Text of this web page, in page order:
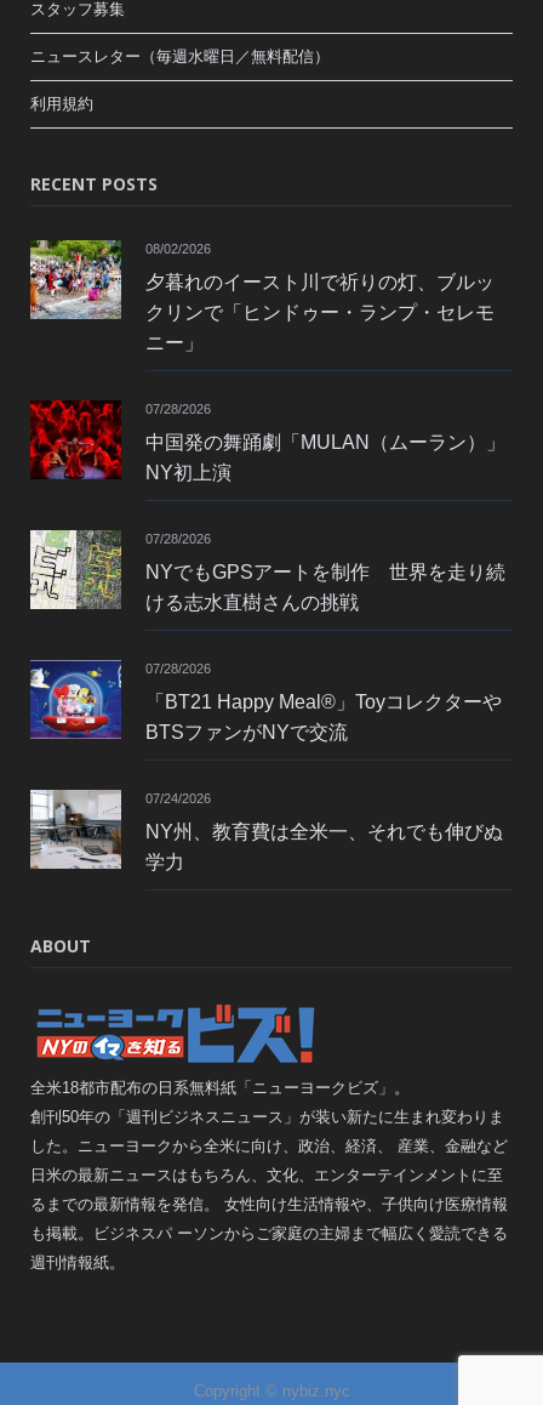
スタッフ募集
ニュースレター（毎週水曜日／無料配信）
利用規約
RECENT POSTS
08/02/2026
夕暮れのイースト川で祈りの灯、ブルッ
クリンで「ヒンドゥー・ランプ・セレモ
ニー」
07/28/2026
中国発の舞踊劇「MULAN（ムーラン）」
NY初上演
07/28/2026
NYでもGPSアートを制作 世界を走り続
ける志水直樹さんの挑戦
07/28/2026
「BT21 Happy Meal®」Toyコレクターや
BTSファンがNYで交流
07/24/2026
NY州、教育費は全米一、それでも伸びぬ
学力
ABOUT
全米18都市配布の日系無料紙「ニューヨークビズ」。
創刊50年の「週刊ビジネスニュース」が装い新たに生まれ変わりま
した。ニューヨークから全米に向け、政治、経済、 産業、金融など
日米の最新ニュースはもちろん、文化、エンターテインメントに至
るまでの最新情報を発信。 女性向け生活情報や、子供向け医療情報
も掲載。ビジネスパ ーソンからご家庭の主婦まで幅広く愛読できる
週刊情報紙。
Copyright © nybiz.nyc